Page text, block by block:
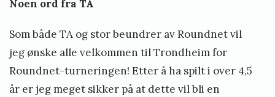
Noen ord fra TA
Som både TA og stor beundrer av Roundnet vil
jeg ønske alle velkommen til Trondheim for
Roundnet-turneringen! Etter å ha spilt i over 4,5
år er jeg meget sikker på at dette vil bli en